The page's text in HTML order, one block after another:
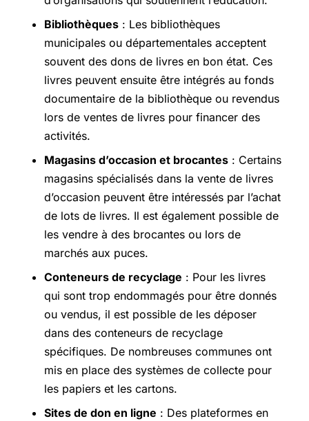
Bibliothèques : Les bibliothèques
municipales ou départementales acceptent
souvent des dons de livres en bon état. Ces
livres peuvent ensuite être intégrés au fonds
documentaire de la bibliothèque ou revendus
lors de ventes de livres pour financer des
activités.
Magasins d’occasion et brocantes : Certains
magasins spécialisés dans la vente de livres
d’occasion peuvent être intéressés par l’achat
de lots de livres. Il est également possible de
les vendre à des brocantes ou lors de
marchés aux puces.
Conteneurs de recyclage : Pour les livres
qui sont trop endommagés pour être donnés
ou vendus, il est possible de les déposer
dans des conteneurs de recyclage
spécifiques. De nombreuses communes ont
mis en place des systèmes de collecte pour
les papiers et les cartons.
Sites de don en ligne : Des plateformes en